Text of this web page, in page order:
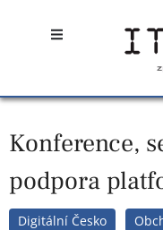
Open
Konference,
podpora
Digitální Česko